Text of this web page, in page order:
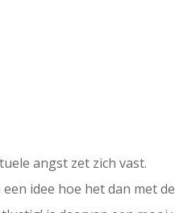
angst zet zich vast.
idee hoe het dan met